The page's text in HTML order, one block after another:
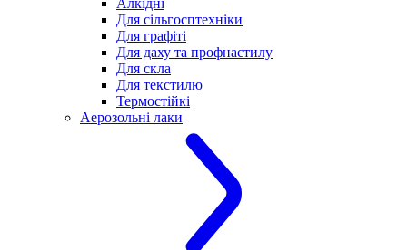
Для cільгосптехніки
Для графіті
Для даху та профнастилу
Для скла
Для текстилю
Термостійкі
Аерозольні лаки